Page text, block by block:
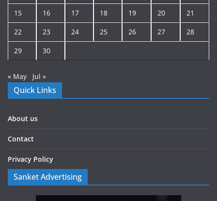
15 16 17 18 19 20 21
22 23 24 25 26 27 28
29 30
« May Jul »
Quick Links
About us
Contact
Privacy Policy
Sanket Advertising